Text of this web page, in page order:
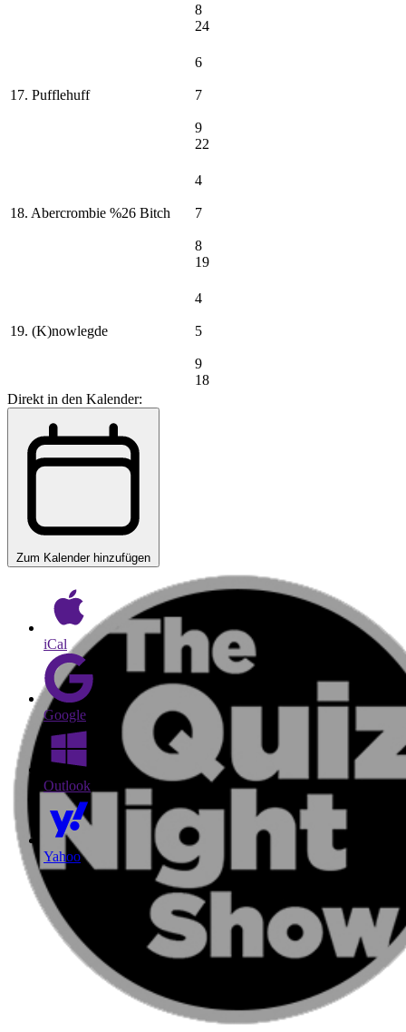
8
24
17. Pufflehuff
6
7
9
22
18. Abercrombie %26 Bitch
4
7
8
19
19. (K)nowlegde
4
5
9
18
Direkt in den Kalender:
Zum Kalender hinzufügen
iCal
Google
Outlook
Yahoo